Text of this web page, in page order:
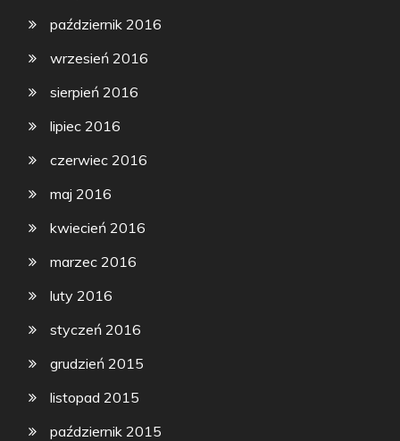
październik 2016
wrzesień 2016
sierpień 2016
lipiec 2016
czerwiec 2016
maj 2016
kwiecień 2016
marzec 2016
luty 2016
styczeń 2016
grudzień 2015
listopad 2015
październik 2015